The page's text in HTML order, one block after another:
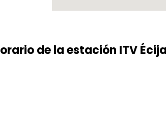
de la estación ITV